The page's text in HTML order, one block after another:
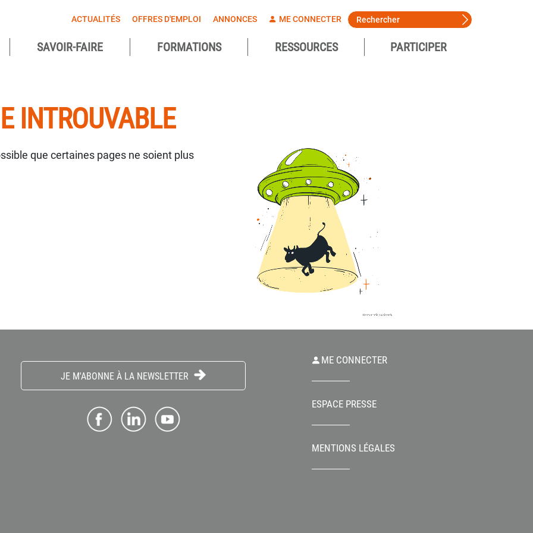
ACTUALITÉS OFFRES D'EMPLOI ANNONCES ME CONNECTER
SAVOIR-FAIRE FORMATIONS RESSOURCES PARTICIPER
INTROUVABLE
que certaines pages ne soient plus
JE M'ABONNE À LA NEWSLETTER
ME CONNECTER
ESPACE PRESSE
MENTIONS LÉGALES